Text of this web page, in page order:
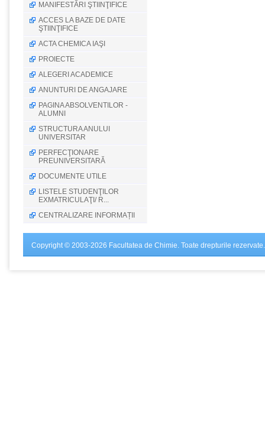
MANIFESTĂRI ŞTIINŢIFICE
ACCES LA BAZE DE DATE
ŞTIINŢIFICE
ACTA CHEMICA IAŞI
PROIECTE
ALEGERI ACADEMICE
ANUNTURI DE ANGAJARE
PAGINA ABSOLVENTILOR -
ALUMNI
STRUCTURA ANULUI
UNIVERSITAR
PERFECŢIONARE
PREUNIVERSITARĂ
DOCUMENTE UTILE
LISTELE STUDENŢILOR
EXMATRICULAŢI/ R...
CENTRALIZARE INFORMAȚII
Copyright © 2003-2026 Facultatea de Chimie. Toate drepturile